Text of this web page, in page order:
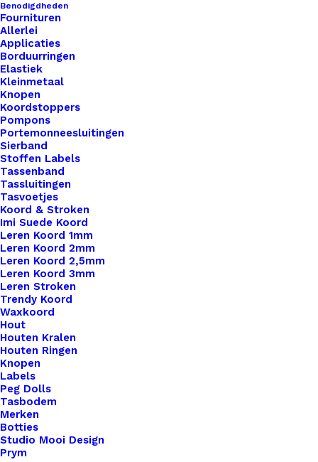
Benodigdheden
Fournituren
Allerlei
Applicaties
Borduurringen
Elastiek
Kleinmetaal
Knopen
Koordstoppers
Pompons
Portemonneesluitingen
Sierband
Stoffen Labels
Tassenband
Tassluitingen
Tasvoetjes
Koord & Stroken
Imi Suede Koord
Leren Koord 1mm
Leren Koord 2mm
Leren Koord 2,5mm
Leren Koord 3mm
Leren Stroken
Trendy Koord
Waxkoord
Hout
Houten Kralen
Houten Ringen
Knopen
Labels
Peg Dolls
Tasbodem
Merken
Botties
Studio Mooi Design
Prym
Scheepjes Catona Cyan 397
€2,45